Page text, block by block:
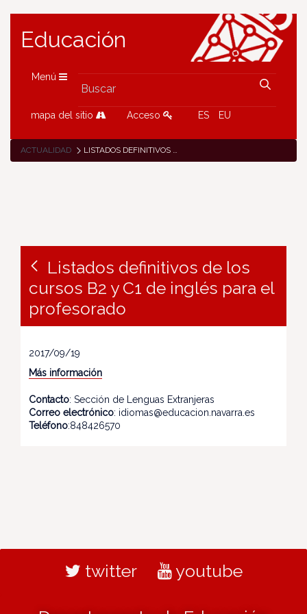
Educación
Menú
mapa del sitio Acceso ES EU
ACTUALIDAD LISTADOS DEFINITIVOS DE LOS CURSOS B2 Y C1 DE INGLÉS PARA EL PROFESORADO
Listados definitivos de los
cursos B2 y C1 de inglés para el
profesorado
2017/09/19
Más información
Contacto: Sección de Lenguas Extranjeras
Correo electrónico: idiomas@educacion.navarra.es
Teléfono:848426570
twitter youtube